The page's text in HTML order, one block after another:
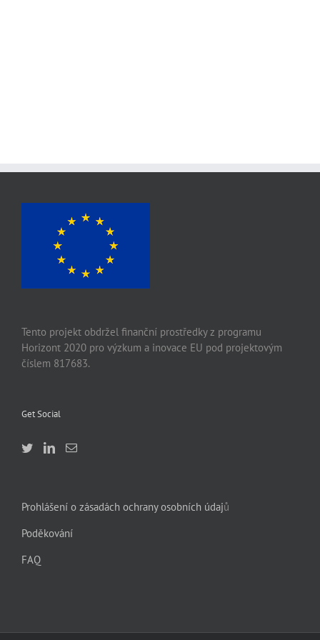
Tento projekt obdržel finanční prostředky z programu
Horizont 2020 pro výzkum a inovace EU pod projektovým
číslem 817683.
Get Social
Prohlášení o zásadách ochrany osobních údajů
Poděkování
FAQ